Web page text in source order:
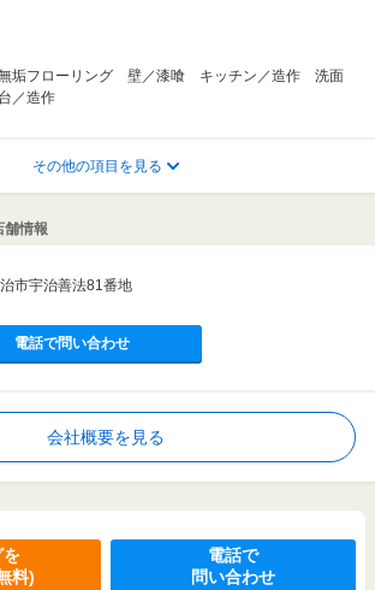
垢フローリング 壁／漆喰 キッチン／造作 洗面
／造作
その他の項目を見る
舗情報
市宇治善法81番地
電話で問い合わせ
会社概要を見る
を
料)
電話で
問い合わせ